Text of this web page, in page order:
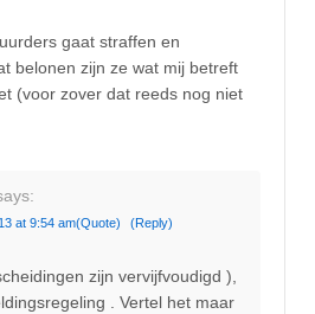
gaat straffen en
belonen zijn ze wat mij betreft
(voor zover dat reeds nog niet
at 9:54 am(Quote) (Reply)
zijn vervijfvoudigd ),
. Vertel het maar